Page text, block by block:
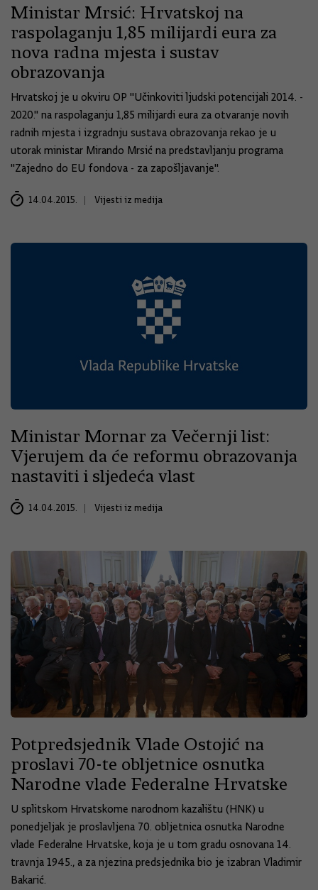
Ministar Mrsić: Hrvatskoj na
raspolaganju 1,85 milijardi eura za
nova radna mjesta i sustav
obrazovanja
Hrvatskoj je u okviru OP "Učinkoviti ljudski potencijali 2014. -
2020." na raspolaganju 1,85 milijardi eura za otvaranje novih
radnih mjesta i izgradnju sustava obrazovanja rekao je u
utorak ministar Mirando Mrsić na predstavljanju programa
"Zajedno do EU fondova - za zapošljavanje".
14.04.2015. Vijesti iz medija
Ministar Mornar za Večernji list:
Vjerujem da će reformu obrazovanja
nastaviti i sljedeća vlast
14.04.2015. Vijesti iz medija
Potpredsjednik Vlade Ostojić na
proslavi 70-te obljetnice osnutka
Narodne vlade Federalne Hrvatske
U splitskom Hrvatskome narodnom kazalištu (HNK) u
ponedjeljak je proslavljena 70. obljetnica osnutka Narodne
vlade Federalne Hrvatske, koja je u tom gradu osnovana 14.
travnja 1945., a za njezina predsjednika bio je izabran Vladimir
Bakarić.